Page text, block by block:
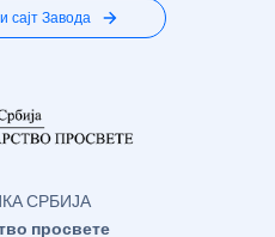
сајт Завода
СРБИЈА
просвете